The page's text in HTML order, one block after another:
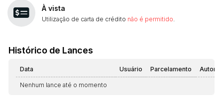
À vista
Utilização de carta de crédito não é permitido
Histórico de Lances
Data Usuário Parcelamento
Nenhum lance até o momento